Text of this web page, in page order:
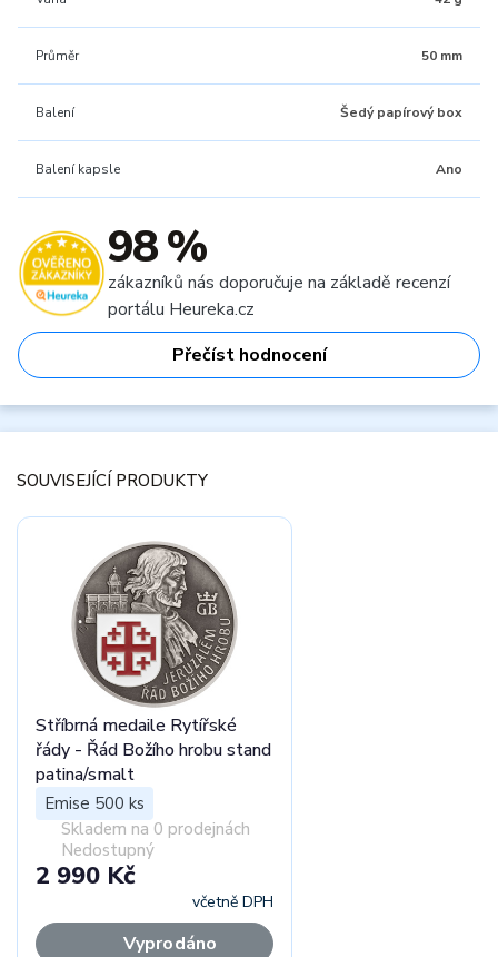
Průměr 50 mm
Balení Šedý papírový box
Balení kapsle Ano
98 %
zákazníků nás doporučuje na základě recenzí
portálu Heureka.cz
Přečíst hodnocení
SOUVISEJÍCÍ PRODUKTY
Stříbrná medaile Rytířské
řády - Řád Božího hrobu stand
patina/smalt
Emise 500 ks
Skladem na 0 prodejnách
Nedostupný
2 990 Kč
včetně DPH
Vyprodáno